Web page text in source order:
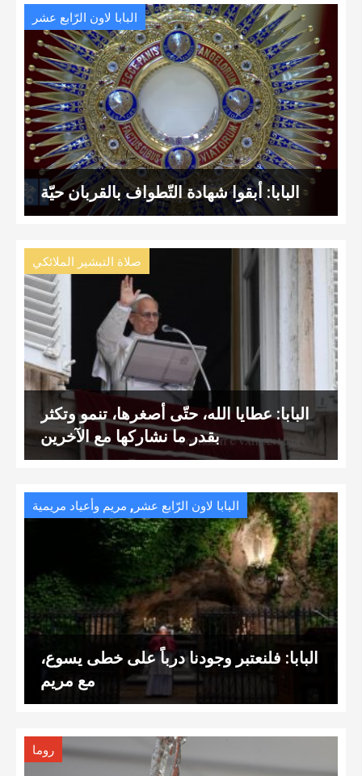
البابا لاون الرّابع عشر
البابا: أبقوا شهادة التّطواف بالقربان حيّة
صلاة التبشير الملائكي
البابا: عطايا الله، حتّى أصغرها، تنمو وتكثر
بقدر ما نشاركها مع الآخرين
البابا لاون الرّابع عشر , مريم وأعياد مريمية
البابا: فلنعتبر وجودنا درباً على خطى يسوع،
مع مريم
روما